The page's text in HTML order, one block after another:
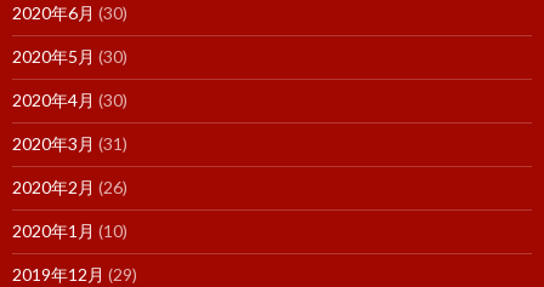
2020年6月 (30)
2020年5月 (30)
2020年4月 (30)
2020年3月 (31)
2020年2月 (26)
2020年1月 (10)
2019年12月 (29)